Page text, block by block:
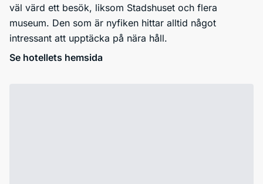
väl värd ett besök, liksom Stadshuset och flera
museum. Den som är nyfiken hittar alltid något
intressant att upptäcka på nära håll.
Se hotellets hemsida